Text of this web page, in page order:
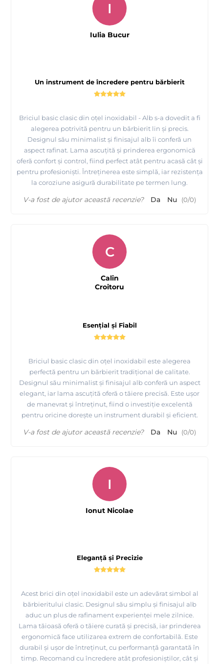
Un instrument de încredere pentru bărbierit
Briciul basic clasic din oțel inoxidabil - Alb s-a dovedit a fi
alegerea potrivită pentru un bărbierit lin și precis.
Designul său minimalist și finisajul alb îi conferă un
aspect rafinat. Lama ascuțită și prinderea ergonomică
oferă confort și control, fiind perfect atât pentru acasă cât și
pentru profesioniști. Întreținerea este simplă, iar rezistența
la coroziune asigură durabilitate pe termen lung.
I
Iulia Bucur
V-a fost de ajutor această recenzie? Da Nu (0/0)
Esențial și Fiabil
Briciul basic clasic din oțel inoxidabil este alegerea
perfectă pentru un bărbierit tradițional de calitate.
Designul său minimalist și finisajul alb conferă un aspect
elegant, iar lama ascuțită oferă o tăiere precisă. Este ușor
de manevrat și întreținut, fiind o investiție excelentă
pentru oricine dorește un instrument durabil și eficient.
C
Calin
Croitoru
V-a fost de ajutor această recenzie? Da Nu (0/0)
Eleganță și Precizie
Acest brici din oțel inoxidabil este un adevărat simbol al
bărbieritului clasic. Designul său simplu și finisajul alb
aduc un plus de rafinament experienței mele zilnice.
Lama tăioasă oferă o tăiere curată și precisă, iar prinderea
ergonomică face utilizarea extrem de confortabilă. Este
durabil și ușor de întreținut, cu performanță garantată în
timp. Recomand cu încredere atât profesioniștilor, cât și
I
Ionut Nicolae